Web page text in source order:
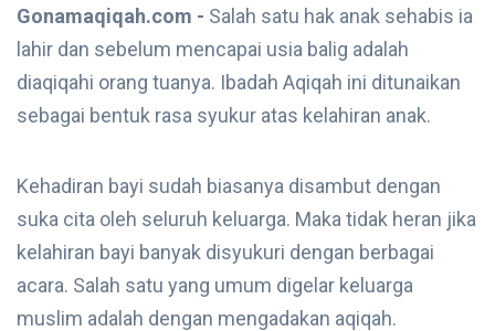
Gonamaqiqah.com - Salah satu hak anak sehabis ia
lahir dan sebelum mencapai usia balig adalah
diaqiqahi orang tuanya. Ibadah Aqiqah ini ditunaikan
sebagai bentuk rasa syukur atas kelahiran anak.
Kehadiran bayi sudah biasanya disambut dengan
suka cita oleh seluruh keluarga. Maka tidak heran jika
kelahiran bayi banyak disyukuri dengan berbagai
acara. Salah satu yang umum digelar keluarga
muslim adalah dengan mengadakan aqiqah.